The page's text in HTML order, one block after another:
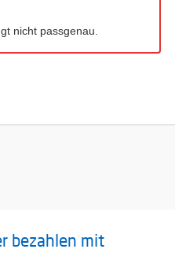
nicht passgenau.
bezahlen mit